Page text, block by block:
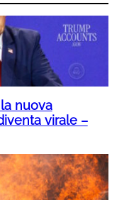
la nuova
virale –